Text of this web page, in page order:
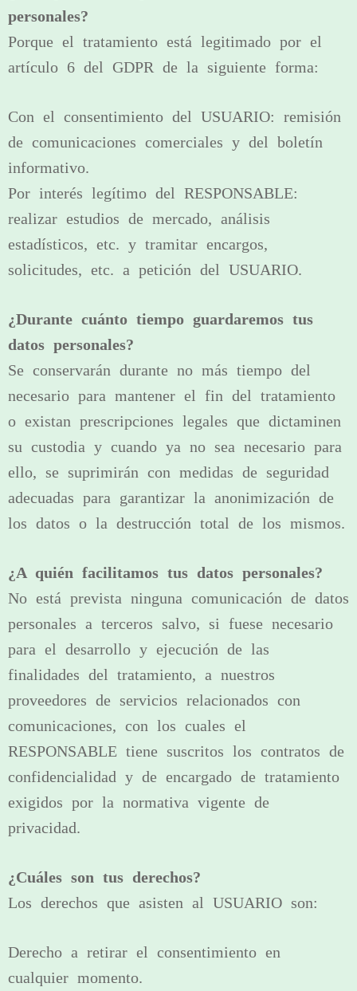
personales?
Porque el tratamiento está legitimado por el
artículo 6 del GDPR de la siguiente forma:
Con el consentimiento del USUARIO: remisión
de comunicaciones comerciales y del boletín
informativo.
Por interés legítimo del RESPONSABLE:
realizar estudios de mercado, análisis
estadísticos, etc. y tramitar encargos,
solicitudes, etc. a petición del USUARIO.
¿Durante cuánto tiempo guardaremos tus
datos personales?
Se conservarán durante no más tiempo del
necesario para mantener el fin del tratamiento
o existan prescripciones legales que dictaminen
su custodia y cuando ya no sea necesario para
ello, se suprimirán con medidas de seguridad
adecuadas para garantizar la anonimización de
los datos o la destrucción total de los mismos.
¿A quién facilitamos tus datos personales?
No está prevista ninguna comunicación de datos
personales a terceros salvo, si fuese necesario
para el desarrollo y ejecución de las
finalidades del tratamiento, a nuestros
proveedores de servicios relacionados con
comunicaciones, con los cuales el
RESPONSABLE tiene suscritos los contratos de
confidencialidad y de encargado de tratamiento
exigidos por la normativa vigente de
privacidad.
¿Cuáles son tus derechos?
Los derechos que asisten al USUARIO son:
Derecho a retirar el consentimiento en
cualquier momento.